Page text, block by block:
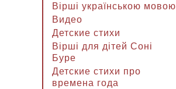
Вірші українською мовою
Видео
Детские стихи
Вірші для дітей Соні
Буре
Детские стихи про
времена года